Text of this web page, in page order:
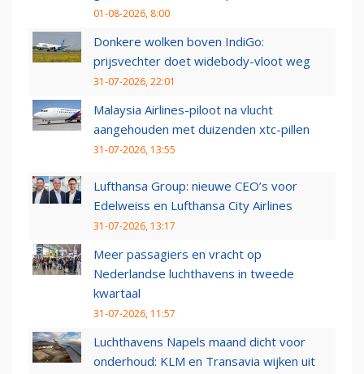
01-08-2026, 8:00
Donkere wolken boven IndiGo:
prijsvechter doet widebody-vloot weg
31-07-2026, 22:01
Malaysia Airlines-piloot na vlucht
aangehouden met duizenden xtc-pillen
31-07-2026, 13:55
Lufthansa Group: nieuwe CEO’s voor
Edelweiss en Lufthansa City Airlines
31-07-2026, 13:17
Meer passagiers en vracht op
Nederlandse luchthavens in tweede
kwartaal
31-07-2026, 11:57
Luchthavens Napels maand dicht voor
onderhoud: KLM en Transavia wijken uit